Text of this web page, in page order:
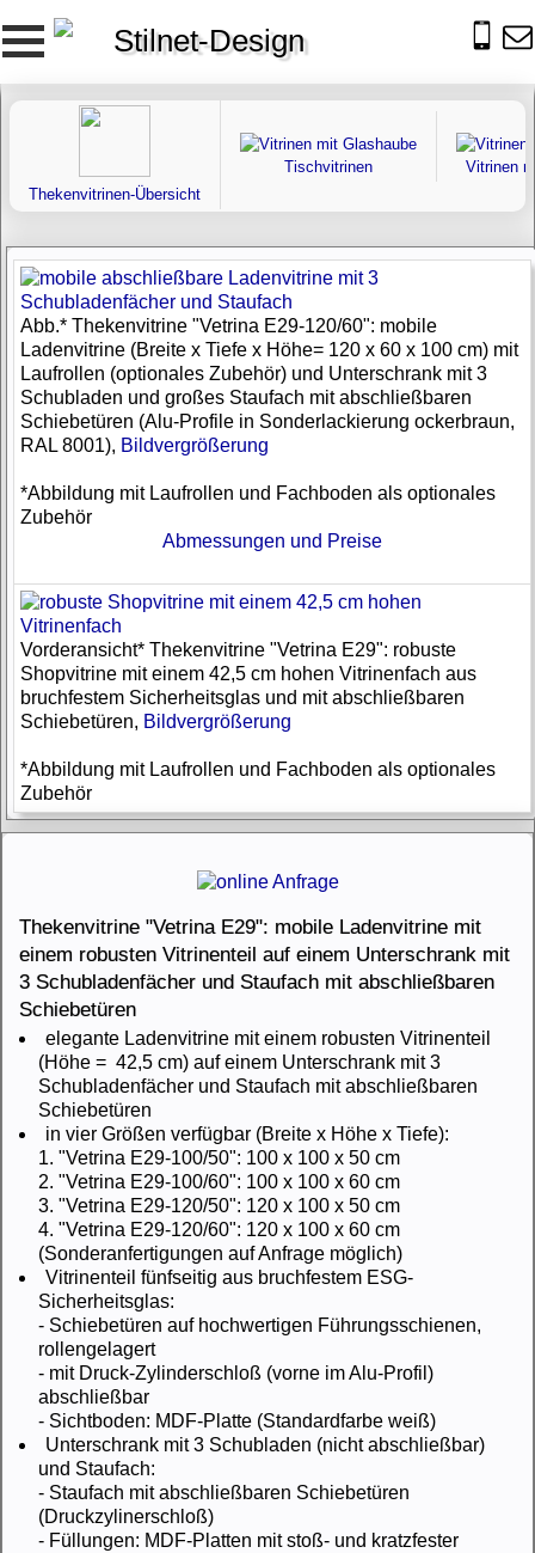
Stilnet-Design
Thekenvitrinen-Übersicht
Tischvitrinen Vitrinen
Thekenvitrine "Vetrina E29": mobile Ladenvitrine mit
einem robusten Vitrinenteil auf einem Unterschrank mit
3 Schubladenfächer und Staufach mit abschließbaren
Schiebetüren
elegante Ladenvitrine mit einem robusten Vitrinenteil
(Höhe = 42,5 cm) auf einem Unterschrank mit 3
Schubladenfächer und Staufach mit abschließbaren
Schiebetüren
in vier Größen verfügbar (Breite x Höhe x Tiefe):
1. "Vetrina E29-100/50": 100 x 100 x 50 cm
2. "Vetrina E29-100/60": 100 x 100 x 60 cm
3. "Vetrina E29-120/50": 120 x 100 x 50 cm
4. "Vetrina E29-120/60": 120 x 100 x 60 cm
(Sonderanfertigungen auf Anfrage möglich)
Vitrinenteil fünfseitig aus bruchfestem ESG-
Sicherheitsglas:
- Schiebetüren auf hochwertigen Führungsschienen,
rollengelagert
- mit Druck-Zylinderschloß (vorne im Alu-Profil)
abschließbar
- Sichtboden: MDF-Platte (Standardfarbe weiß)
Unterschrank mit 3 Schubladen (nicht abschließbar)
und Staufach:
- Staufach mit abschließbaren Schiebetüren
(Druckzylinerschloß)
- Füllungen: MDF-Platten mit stoß- und kratzfester
Abb.* Thekenvitrine "Vetrina E29-120/60": mobile
Ladenvitrine (Breite x Tiefe x Höhe= 120 x 60 x 100 cm) mit
Laufrollen (optionales Zubehör) und Unterschrank mit 3
Schubladen und großes Staufach mit abschließbaren
Schiebetüren (Alu-Profile in Sonderlackierung ockerbraun,
RAL 8001), Bildvergrößerung
*Abbildung mit Laufrollen und Fachboden als optionales
Zubehör
Abmessungen und Preise
Vorderansicht* Thekenvitrine "Vetrina E29": robuste
Shopvitrine mit einem 42,5 cm hohen Vitrinenfach aus
bruchfestem Sicherheitsglas und mit abschließbaren
Schiebetüren, Bildvergrößerung
*Abbildung mit Laufrollen und Fachboden als optionales
Zubehör